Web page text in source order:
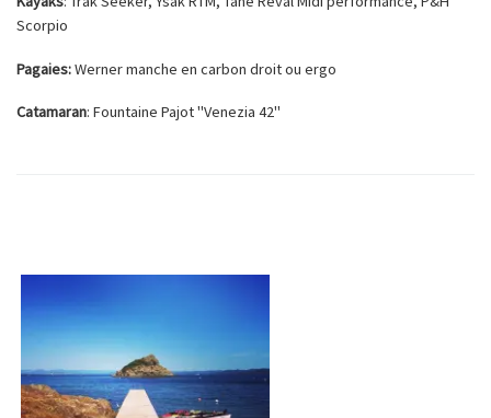
Scorpio
Pagaies:Werner manche en carbon droit ou ergo
Catamaran: Fountaine Pajot "Venezia 42"